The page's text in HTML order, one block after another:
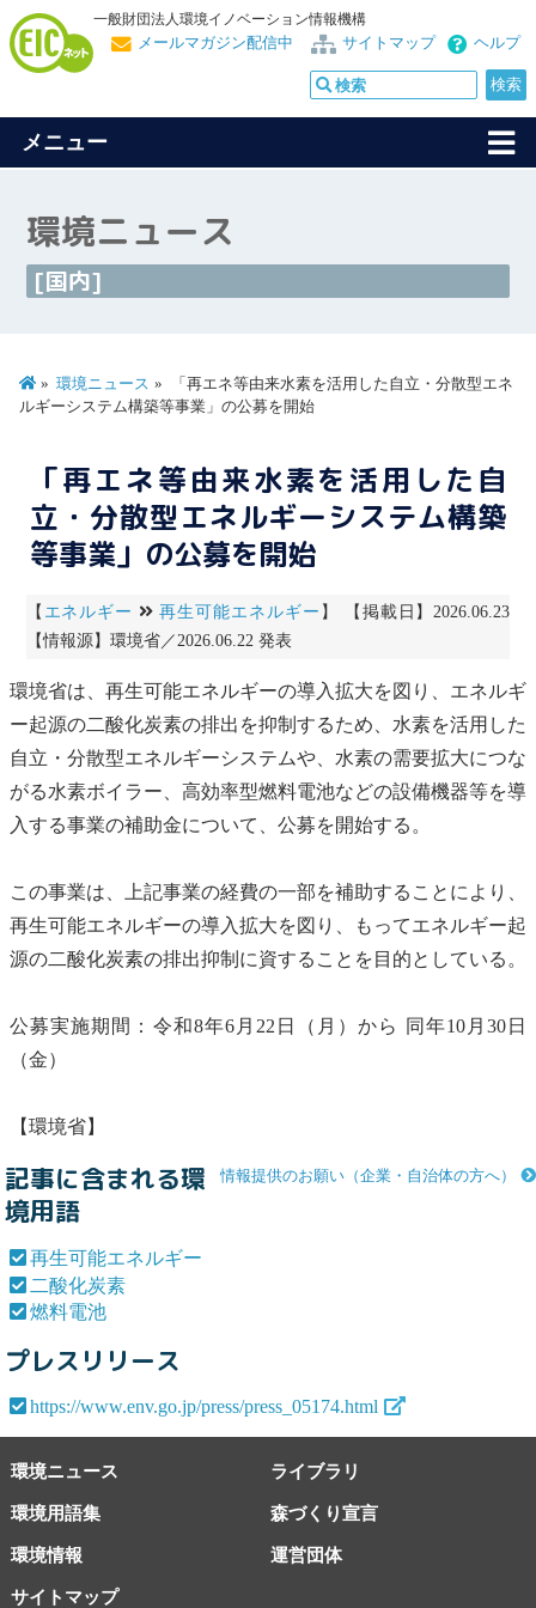
一般財団法人環境イノベーション情報機構
ヘルプ
サイトマップ
メールマガジン配信中
メニュー
環境ニュース
[国内]
環境ニュース
「再エネ等由来水素を活用した自立・分散型エネ
ルギーシステム構築等事業」の公募を開始
「再エネ等由来水素を活用した自
立・分散型エネルギーシステム構築
等事業」の公募を開始
【 エネルギー 再生可能エネルギー 】 【掲載日】2026.06.23
【情報源】環境省／2026.06.22 発表
環境省は、 再生可能エネルギーの導入拡大を図り、エネルギ
ー起源の二酸化炭素の排出を抑制するため、水素を活用した
自立・分散型エネルギーシステムや、水素の需要拡大につな
がる水素ボイラー、高効率型燃料電池などの設備機器等を導
入する事業の補助金について、公募を開始する。
この事業は、上記事業の経費の一部を補助することにより、
再生可能エネルギーの導入拡大を図り、もってエネルギー起
源の二酸化炭素の排出抑制に資することを目的としている。
公募実施期間：令和8年6月22日（月）から 同年10月30日
（金）
【環境省】
情報提供のお願い（企業・自治体の方へ）
記事に含まれる環
境用語
再生可能エネルギー
二酸化炭素
燃料電池
プレスリリース
https://www.env.go.jp/press/press_05174.html
環境ニュース ライブラリ
環境用語集 森づくり宣言
環境情報
サイトマップ
運営団体